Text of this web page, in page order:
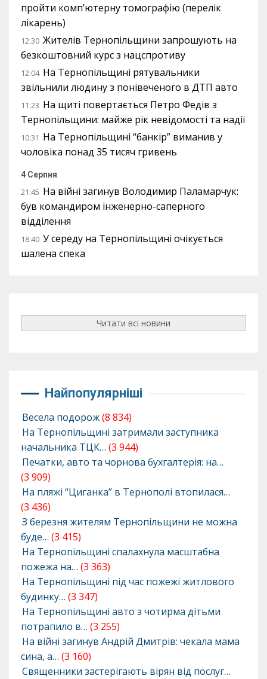
пройти комп’ютерну томографію (перелік
лікарень)
12:30 Жителів Тернопільщини запрошують на
безкоштовний курс з нацспротиву
12:04 На Тернопільщині рятувальники
звільнили людину з понівеченого в ДТП авто
11:23 На щиті повертається Петро Федів з
Тернопільщини: майже рік невідомості та надії
10:31 На Тернопільщині “банкір” виманив у
чоловіка понад 35 тисяч гривень
4 Серпня
21:45 На війні загинув Володимир Паламарчук:
був командиром інженерно-саперного
відділення
18:40 У середу на Тернопільщині очікується
шалена спека
Читати всі новини
Найпопулярніші
Весела подорож(8 834)
На Тернопільщині затримали заступника
начальника ТЦК… (3 944)
Печатки, авто та чорнова бухгалтерія: на…
(3 909)
На пляжі “Циганка” в Тернополі втопилася…
(3 436)
З березня жителям Тернопільщини не можна
буде… (3 415)
На Тернопільщині спалахнула масштабна
пожежа на… (3 363)
На Тернопільщині під час пожежі житлового
будинку… (3 347)
На Тернопільщині авто з чотирма дітьми
потрапило в… (3 255)
На війні загинув Андрій Дмитрів: чекала мама
сина, а… (3 160)
Священники застерігають вірян від послуг…